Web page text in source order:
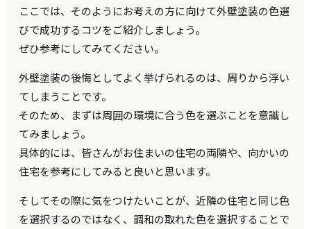
ここでは、そのようにお考えの方に向けて外壁塗装の色選
びで成功するコツをご紹介しましょう。
ぜひ参考にしてみてください。
外壁塗装の後悔としてよく挙げられるのは、周りから浮い
てしまうことです。
そのため、まずは周囲の環境に合う色を選ぶことを意識し
てみましょう。
具体的には、皆さんがお住まいの住宅の両隣や、向かいの
住宅を参考にしてみると良いと思います。
そしてその際に気をつけたいことが、近隣の住宅と同じ色
を選択するのではなく、調和の取れた色を選択することで